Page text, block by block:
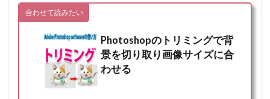
合わせて読みたい
Photoshopのトリミングで背
景を切り取り画像サイズに合
わせる